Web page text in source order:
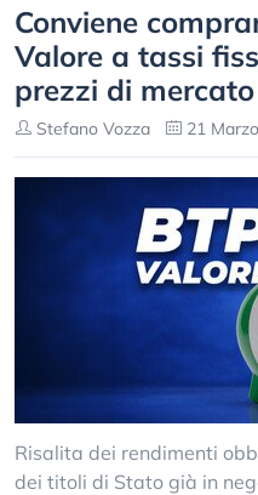
Conviene
Valore a tassi
prezzi di
Stefano Vozza 21
Risalita dei rendimenti
dei titoli di Stato già in